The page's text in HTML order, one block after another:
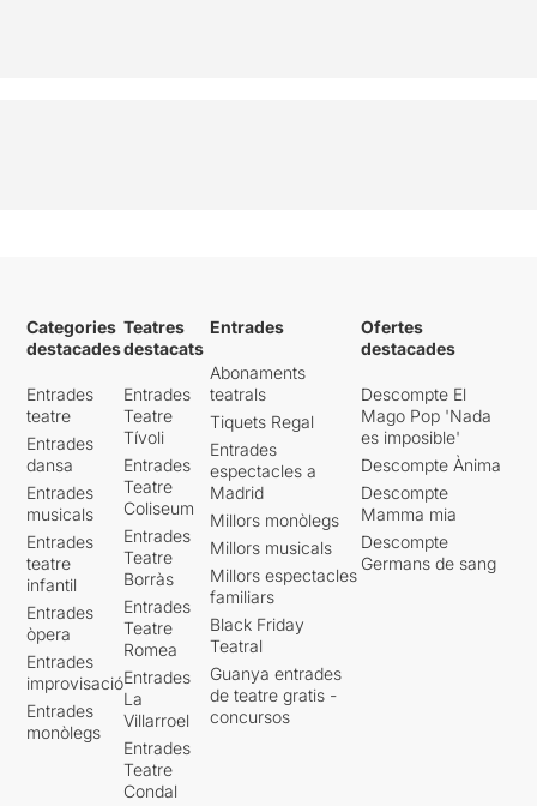
Categories
destacades
Entrades
teatre
Entrades
dansa
Entrades
musicals
Entrades
teatre
infantil
Entrades
òpera
Entrades
improvisació
Entrades
monòlegs
Teatres
destacats
Entrades
Teatre
Tívoli
Entrades
Teatre
Coliseum
Entrades
Teatre
Borràs
Entrades
Teatre
Romea
Entrades
La
Villarroel
Entrades
Teatre
Condal
Entrades
Abonaments
teatrals
Tiquets Regal
Entrades
espectacles a
Madrid
Millors monòlegs
Millors musicals
Millors espectacles
familiars
Black Friday
Teatral
Guanya entrades
de teatre gratis -
concursos
Ofertes
destacades
Descompte El
Mago Pop 'Nada
es imposible'
Descompte Ànima
Descompte
Mamma mia
Descompte
Germans de sang